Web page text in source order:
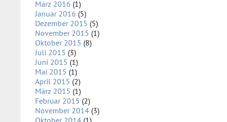
März 2016 (1)
Januar 2016 (5)
Dezember 2015 (5)
November 2015 (1)
Oktober 2015 (8)
Juli 2015 (3)
Juni 2015 (1)
Mai 2015 (1)
April 2015 (2)
März 2015 (1)
Februar 2015 (2)
November 2014(3)
Oktober 2014(1)